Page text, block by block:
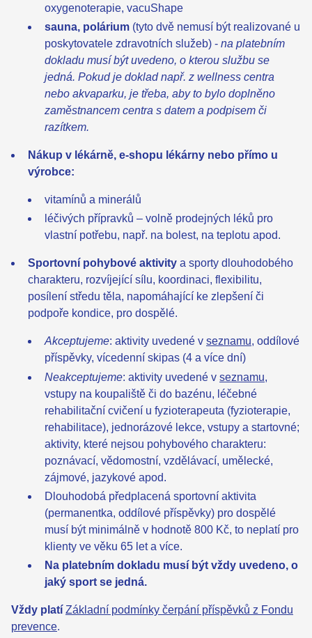
oxygenoterapie, vacuShape
sauna, polárium (tyto dvě nemusí být realizované u
poskytovatele zdravotních služeb) - na platebním
dokladu musí být uvedeno, o kterou službu se
jedná. Pokud je doklad např. z wellness centra
nebo akvaparku, je třeba, aby to bylo doplněno
zaměstnancem centra s datem a podpisem či
razítkem.
Nákup v lékárně, e-shopu lékárny nebo přímo u
výrobce:
vitamínů a minerálů
léčivých přípravků – volně prodejných léků pro
vlastní potřebu, např. na bolest, na teplotu apod.
Sportovní pohybové aktivity a sporty dlouhodobého
charakteru, rozvíjející sílu, koordinaci, flexibilitu,
posílení středu těla, napomáhající ke zlepšení či
podpoře kondice, pro dospělé.
Akceptujeme: aktivity uvedené v seznamu, oddílové
příspěvky, vícedenní skipas (4 a více dní)
Neakceptujeme: aktivity uvedené v seznamu,
vstupy na koupaliště či do bazénu, léčebné
rehabilitační cvičení u fyzioterapeuta (fyzioterapie,
rehabilitace), jednorázové lekce, vstupy a startovné;
aktivity, které nejsou pohybového charakteru:
poznávací, vědomostní, vzdělávací, umělecké,
zájmové, jazykové apod.
Dlouhodobá předplacená sportovní aktivita
(permanentka, oddílové příspěvky) pro dospělé
musí být minimálně v hodnotě 800 Kč, to neplatí pro
klienty ve věku 65 let a více.
Na platebním dokladu musí být vždy uvedeno, o
jaký sport se jedná.
Vždy platí Základní podmínky čerpání příspěvků z Fondu
prevence.